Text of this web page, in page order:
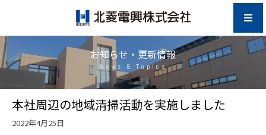
お知らせ・更新情報
News & Topics
本社周辺の地域清掃活動を実施しました
2022年4月25日